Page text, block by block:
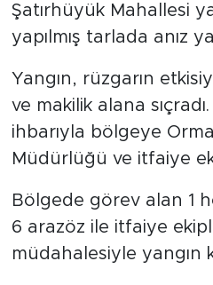
Şatırhüyük Mahallesi
yapılmış tarlada anız
Yangın, rüzgarın
ve makilik alana
ihbarıyla bölgeye
Müdürlüğü ve itfaiye
Bölgede görev alan 1
6 arazöz ile itfaiye
müdahalesiyle yangın